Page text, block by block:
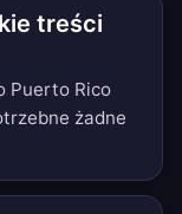
treści
Puerto Rico
żadne